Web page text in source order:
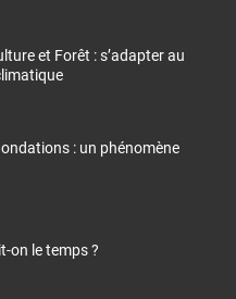
et Forêt : s’adapter au
: un phénomène
on le temps ?